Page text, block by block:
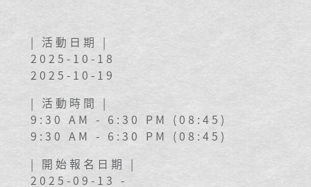
| 活動日期 |
2025-10-18
2025-10-19
| 活動時間 |
9:30 AM - 6:30 PM (08:45)
9:30 AM - 6:30 PM (08:45)
| 開始報名日期 |
2025-09-13 -